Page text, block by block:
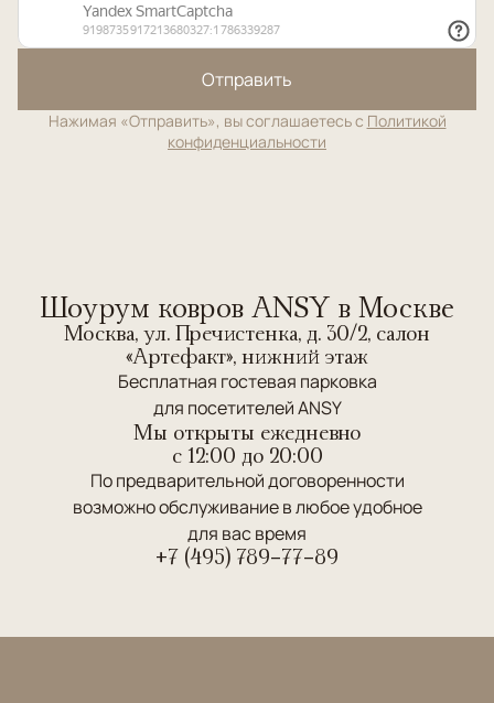
Отправить
Нажимая «Отправить», вы соглашаетесь с Политикой
конфиденциальности
Шоурум ковров ANSY в Москве
Москва, ул. Пречистенка, д. 30/2, салон
«Артефакт», нижний этаж
Бесплатная гостевая парковка
для посетителей ANSY
Мы открыты ежедневно
c 12:00 до 20:00
По предварительной договоренности
возможно обслуживание в любое удобное
для вас время
+7 (495) 789-77-89